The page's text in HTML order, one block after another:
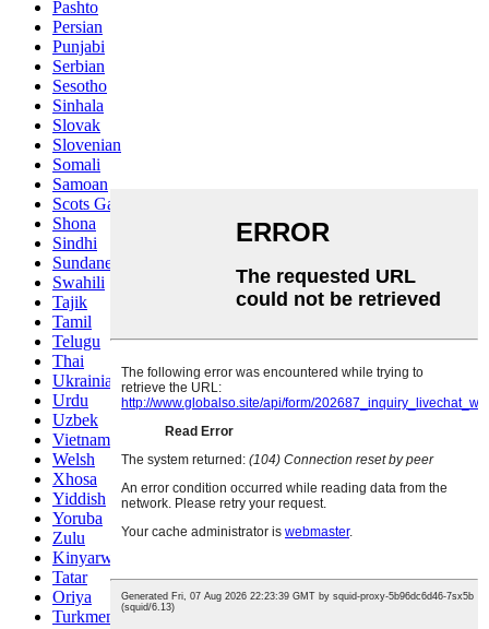
Pashto
Persian
Punjabi
Serbian
Sesotho
Sinhala
Slovak
Slovenian
Somali
Samoan
Scots Gaelic
Shona
Sindhi
Sundanese
Swahili
Tajik
Tamil
Telugu
Thai
Ukrainian
Urdu
Uzbek
Vietnamese
Welsh
Xhosa
Yiddish
Yoruba
Zulu
Kinyarwanda
Tatar
Oriya
Turkmen